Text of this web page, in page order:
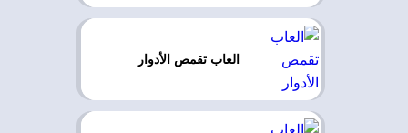
العاب تقمص الأدوار